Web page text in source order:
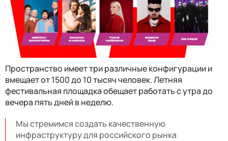
Пространство имеет три различные конфигурации и
вмещает от 1500 до 10 тысяч человек. Летняя
фестивальная площадка обещает работать с утра до
вечера пять дней в неделю.
Мы стремимся создать качественную
инфраструктуру для российского рынка